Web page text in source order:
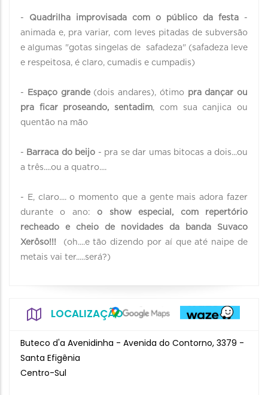
- Quadrilha improvisada com o público da festa -
animada e, pra variar, com leves pitadas de subversão
e algumas "gotas singelas de safadeza" (safadeza leve
e respeitosa, é claro, cumadis e cumpadis)
- Espaço grande(dois andares), ótimo pra dançar ou
pra ficar proseando, sentadim, com sua canjica ou
quentão na mão
- Barraca do beijo - pra se dar umas bitocas a dois...ou
a três....ou a quatro....
- E, claro.... o momento que a gente mais adora fazer
durante o ano:o show especial, com repertório
recheado e cheio de novidades da banda Suvaco
Xerôso!!!
(oh....e tão dizendo por aí que até naipe de
metais vai ter.....será?)
LOCALIZAÇÃO
Buteco d'a Avenidinha - Avenida do Contorno, 3379 -
Santa Efigênia
Centro-Sul